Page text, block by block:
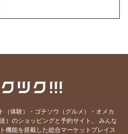
（体験）・ゴチソウ（グルメ）・オメカ
）のショッピングと予約サイト。
みんな
機能を搭載した総合マーケットプレイス